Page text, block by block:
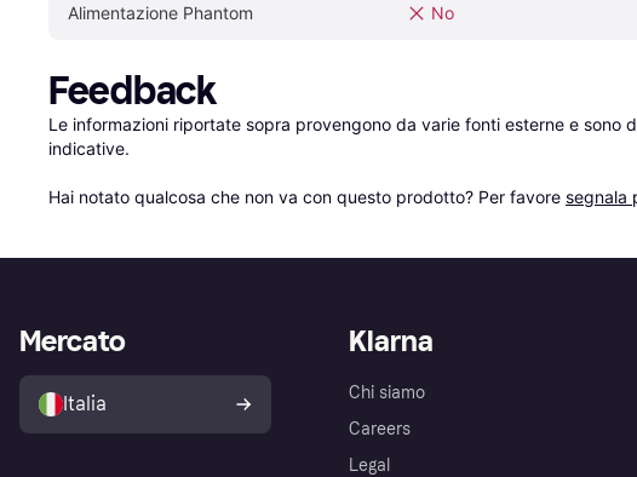
Alimentazione Phantom No
Feedback
Le informazioni riportate sopra provengono da varie fonti esterne e sono
indicative.
Hai notato qualcosa che non va con questo prodotto? Per favore segnala
Klarna
Chi siamo
Careers
Legal
Mercato
Italia